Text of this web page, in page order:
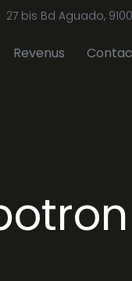
27 bis Bd Aguado,
Revenus